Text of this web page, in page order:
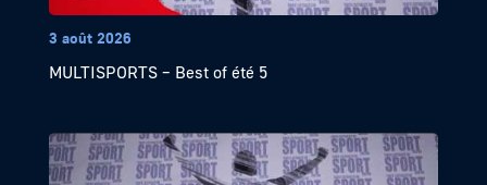
3 août 2026
MULTISPORTS – Best of été 5